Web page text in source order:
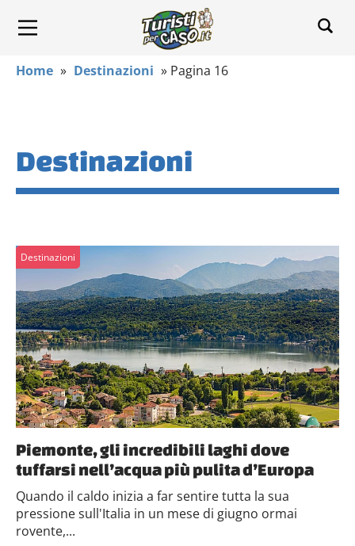
Home » Destinazioni » Pagina 16
Destinazioni
Destinazioni
Piemonte, gli incredibili laghi dove
tuffarsi nell’acqua più pulita d’Europa
Quando il caldo inizia a far sentire tutta la sua
pressione sull'Italia in un mese di giugno ormai
rovente,...